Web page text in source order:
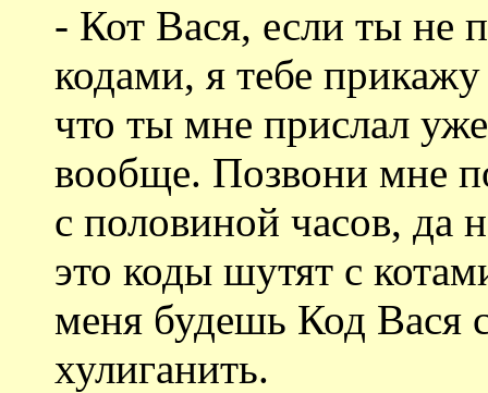
- Кот Вася, если ты не
кодами, я тебе
что ты мне прислал
вообще. Позвони мне
с половиной часов, да
это коды шутят с
меня будешь Код Вася
хулиганить.